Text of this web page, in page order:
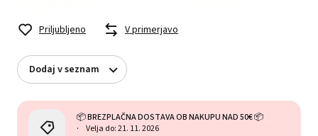
Priljubljeno V primerjavo
Dodaj v seznam
📦 BREZPLAČNA DOSTAVA OB NAKUPU NAD 50€ 📦
Velja do: 21. 11. 2026